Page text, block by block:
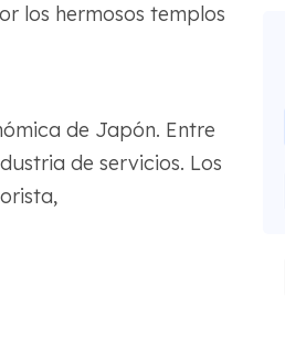
los hermosos templos
de Japón. Entre
de servicios. Los